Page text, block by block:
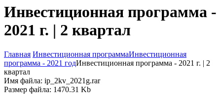
Инвестиционная программа -
2021 г. | 2 квартал
Главная Инвестиционная программаИнвестиционная
программа - 2021 годИнвестиционная программа - 2021 г. | 2
квартал
Имя файла: ip_2kv_2021g.rar
Размер файла: 1470.31 Kb